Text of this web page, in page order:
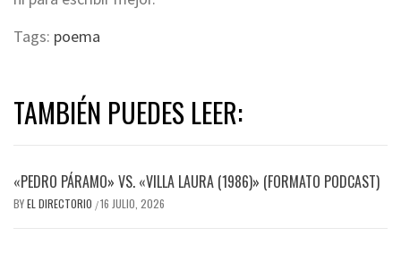
Tags: poema
TAMBIÉN PUEDES LEER:
«PEDRO PÁRAMO» VS. «VILLA LAURA (1986)» (FORMATO PODCAST)
BYEL DIRECTORIO /16 JULIO, 2026